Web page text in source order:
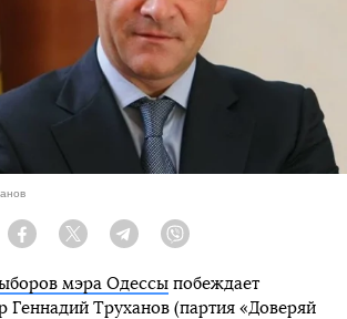
Facebook Twitter Telegram
мэра Одессы побеждает
Геннадий Труханов (партия «Доверяй